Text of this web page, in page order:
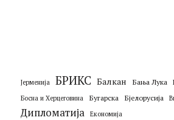
Јерменија БРИКС Балкан Бања Лука
Босна и Херцеговина
Бугарска Бјелорусија
Дипломатија Економија